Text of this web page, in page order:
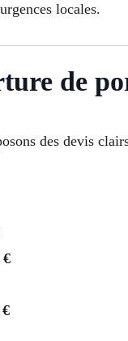
locales.
de
des devis
€